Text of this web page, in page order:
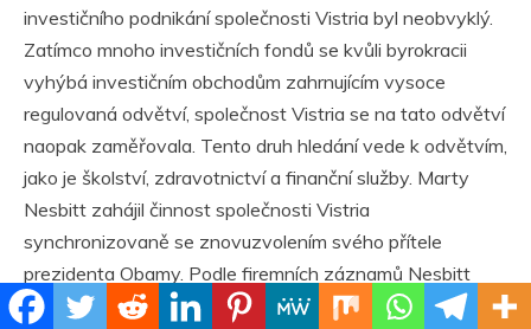
investičního podnikání společnosti Vistria byl neobvyklý.
Zatímco mnoho investičních fondů se kvůli byrokracii
vyhýbá investičním obchodům zahrnujícím vysoce
regulovaná odvětví, společnost Vistria se na tato odvětví
naopak zaměřovala. Tento druh hledání vede k odvětvím,
jako je školství, zdravotnictví a finanční služby. Marty
Nesbitt zahájil činnost společnosti Vistria
synchronizovaně se znovuzvolením svého přítele
prezidenta Obamy. Podle firemních záznamů Nesbitt
podal žádost o ochrannou známku na název Vistria 11.